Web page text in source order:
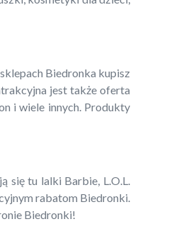
Biedronka kupisz
jest także oferta
i wiele innych. Produkty
się tu lalki Barbie, L.O.L.
rabatom Biedronki.
Biedronki!